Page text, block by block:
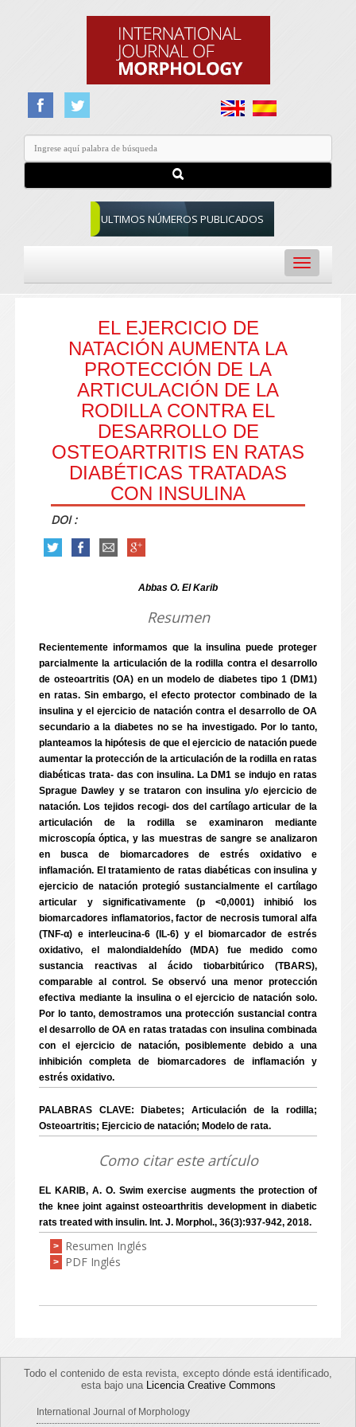
ULTIMOS NÚMEROS PUBLICADOS
Toggle
navigation
EL EJERCICIO DE
NATACIÓN AUMENTA LA
PROTECCIÓN DE LA
ARTICULACIÓN DE LA
RODILLA CONTRA EL
DESARROLLO DE
OSTEOARTRITIS EN RATAS
DIABÉTICAS TRATADAS
CON INSULINA
DOI :
Abbas O. El Karib
Resumen
Recientemente informamos que la insulina puede proteger
parcialmente la articulación de la rodilla contra el desarrollo
de osteoartritis (OA) en un modelo de diabetes tipo 1 (DM1)
en ratas. Sin embargo, el efecto protector combinado de la
insulina y el ejercicio de natación contra el desarrollo de OA
secundario a la diabetes no se ha investigado. Por lo tanto,
planteamos la hipótesis de que el ejercicio de natación puede
aumentar la protección de la articulación de la rodilla en ratas
diabéticas trata- das con insulina. La DM1 se indujo en ratas
Sprague Dawley y se trataron con insulina y/o ejercicio de
natación. Los tejidos recogi- dos del cartílago articular de la
articulación de la rodilla se examinaron mediante
microscopía óptica, y las muestras de sangre se analizaron
en busca de biomarcadores de estrés oxidativo e
inflamación. El tratamiento de ratas diabéticas con insulina y
ejercicio de natación protegió sustancialmente el cartílago
articular y significativamente (p <0,0001) inhibió los
biomarcadores inflamatorios, factor de necrosis tumoral alfa
(TNF-α) e interleucina-6 (IL-6) y el biomarcador de estrés
oxidativo, el malondialdehído (MDA) fue medido como
sustancia reactivas al ácido tiobarbitúrico (TBARS),
comparable al control. Se observó una menor protección
efectiva mediante la insulina o el ejercicio de natación solo.
Por lo tanto, demostramos una protección sustancial contra
el desarrollo de OA en ratas tratadas con insulina combinada
con el ejercicio de natación, posiblemente debido a una
inhibición completa de biomarcadores de inflamación y
estrés oxidativo.
PALABRAS CLAVE: Diabetes; Articulación de la rodilla;
Osteoartritis; Ejercicio de natación; Modelo de rata.
Como citar este artículo
EL KARIB, A. O. Swim exercise augments the protection of
the knee joint against osteoarthritis development in diabetic
rats treated with insulin. Int. J. Morphol., 36(3):937-942, 2018.
> Resumen Inglés
> PDF Inglés
Todo el contenido de esta revista, excepto dónde está identificado,
esta bajo una Licencia Creative Commons
International Journal of Morphology